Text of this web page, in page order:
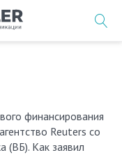
Reuters со
(ВБ). Как заявил